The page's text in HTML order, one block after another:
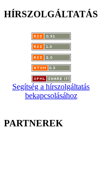
HÍRSZOLGÁLTATÁS
Segítség a hírszolgáltatás
bekapcsolásához
PARTNEREK